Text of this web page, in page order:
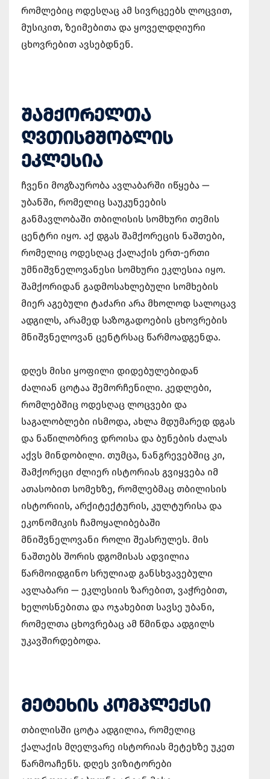
რომლებიც ოდესღაც ამ სივრცეებს ლოცვით,
მუსიკით, ზეიმებითა და ყოველდღიური
ცხოვრებით ავსებდნენ.
ᲨᲐᲛᲥᲝᲠᲔᲚᲗᲐ
ᲦᲕᲗᲘᲡᲛᲨᲝᲑᲚᲘᲡ
ᲔᲙᲚᲔᲡᲘᲐ
ჩვენი მოგზაურობა ავლაბარში იწყება —
უბანში, რომელიც საუკუნეების
განმავლობაში თბილისის სომხური თემის
ცენტრი იყო. აქ დგას შამქორეცის ნაშთები,
რომელიც ოდესღაც ქალაქის ერთ-ერთი
უმნიშვნელოვანესი სომხური ეკლესია იყო.
შამქორიდან გადმოსახლებული სომხების
მიერ აგებული ტაძარი არა მხოლოდ სალოცავ
ადგილს, არამედ საზოგადოების ცხოვრების
მნიშვნელოვან ცენტრსაც წარმოადგენდა.
დღეს მისი ყოფილი დიდებულებიდან
ძალიან ცოტაა შემორჩენილი. კედლები,
რომლებშიც ოდესღაც ლოცვები და
საგალობლები ისმოდა, ახლა მდუმარედ დგას
და ნაწილობრივ დროისა და ბუნების ძალას
აქვს მინდობილი. თუმცა, ნანგრევებშიც კი,
შამქორეცი ძლიერ ისტორიას გვიყვება იმ
ათასობით სომეხზე, რომლებმაც თბილისის
ისტორიის, არქიტექტურის, კულტურისა და
ეკონომიკის ჩამოყალიბებაში
მნიშვნელოვანი როლი შეასრულეს. მის
ნაშთებს შორის დგომისას ადვილია
წარმოიდგინო სრულიად განსხვავებული
ავლაბარი — ეკლესიის ზარებით, ვაჭრებით,
ხელოსნებითა და ოჯახებით სავსე უბანი,
რომელთა ცხოვრებაც ამ წმინდა ადგილს
უკავშირდებოდა.
ᲛᲔᲢᲔᲮᲘᲡ ᲙᲝᲛᲞᲚᲔᲥᲡᲘ
თბილისში ცოტა ადგილია, რომელიც
ქალაქის მღელვარე ისტორიას მეტეხზე უკეთ
წარმოაჩენს. დღეს ვიზიტორები